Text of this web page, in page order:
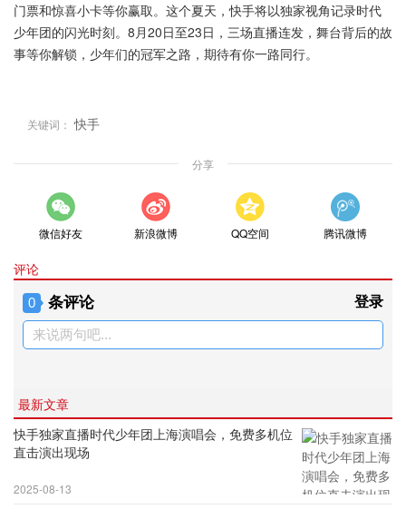
门票和惊喜小卡等你赢取。这个夏天，快手将以独家视角记录时代
少年团的闪光时刻。8月20日至23日，三场直播连发，舞台背后的故
事等你解锁，少年们的冠军之路，期待有你一路同行。
关键词： 快手
分享
微信好友 新浪微博 QQ空间 腾讯微博
评论
0 条评论 登录
来说两句吧...
最新文章
快手独家直播时代少年团上海演唱会，免费多机位
直击演出现场
2025-08-13